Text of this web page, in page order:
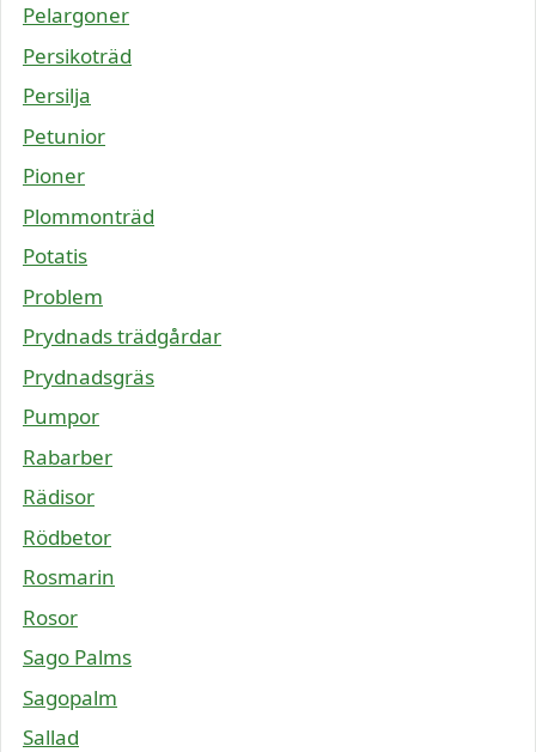
Pelargoner
Persikoträd
Persilja
Petunior
Pioner
Plommonträd
Potatis
Problem
Prydnads trädgårdar
Prydnadsgräs
Pumpor
Rabarber
Rädisor
Rödbetor
Rosmarin
Rosor
Sago Palms
Sagopalm
Sallad